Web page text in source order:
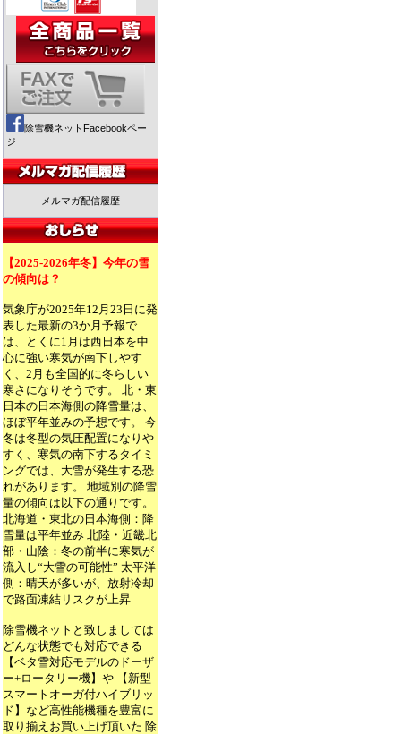
除雪機ネットFacebookペー
ジ
メルマガ配信履歴
【2025-2026年冬】今年の雪
の傾向は？
気象庁が2025年12月23日に発
表した最新の3か月予報で
は、とくに1月は西日本を中
心に強い寒気が南下しやす
く、2月も全国的に冬らしい
寒さになりそうです。 北・東
日本の日本海側の降雪量は、
ほぼ平年並みの予想です。 今
冬は冬型の気圧配置になりや
すく、寒気の南下するタイミ
ングでは、大雪が発生する恐
れがあります。 地域別の降雪
量の傾向は以下の通りです。
北海道・東北の日本海側：降
雪量は平年並み 北陸・近畿北
部・山陰：冬の前半に寒気が
流入し“大雪の可能性” 太平洋
側：晴天が多いが、放射冷却
で路面凍結リスクが上昇
除雪機ネットと致しましては
どんな状態でも対応できる
【ベタ雪対応モデルのドーザ
ー+ロータリー機】や 【新型
スマートオーガ付ハイブリッ
ド】など高性能機種を豊富に
取り揃えお買い上げ頂いた 除